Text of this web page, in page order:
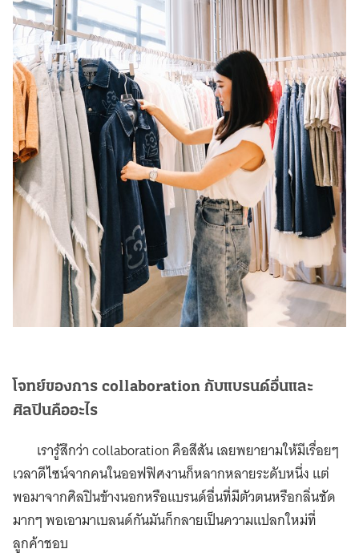
โจทย์ของการ collaboration กับแบรนด์อื่นและ
ศิลปินคืออะไร
เรารู้สึกว่า collaboration คือสีสัน เลยพยายามให้มีเรื่อยๆ
เวลาดีไซน์จากคนในออฟฟิศงานก็หลากหลายระดับหนึ่ง แต่
พอมาจากศิลปินข้างนอกหรือแบรนด์อื่นที่มีตัวตนหรือกลิ่นชัด
มากๆ พอเอามาเบลนด์กันมันก็กลายเป็นความแปลกใหม่ที่
ลูกค้าชอบ